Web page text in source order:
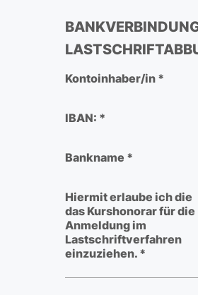
Kontoinhaber/in *
IBAN: *
Bankname *
Hiermit erlaube ich die
das Kurshonorar für die
Anmeldung im
Lastschriftverfahren
einzuziehen. *